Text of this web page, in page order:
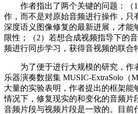
作者指出了两个关键的问题：（1
作，而不是对原始音频进行操作，只
深度语义图像修复的最新进展，才能
限性；（2）若想合成视频指导下的
频进行同步学习，获得音视频的联合
为了便于进行大规模的研究，作
乐器演奏数据集 MUSIC-ExtraSolo（
大量的实验表明，作者提出的框架能
情况下，修复现实的和变化的音频片
音频片段与视频片段是一致的。目前